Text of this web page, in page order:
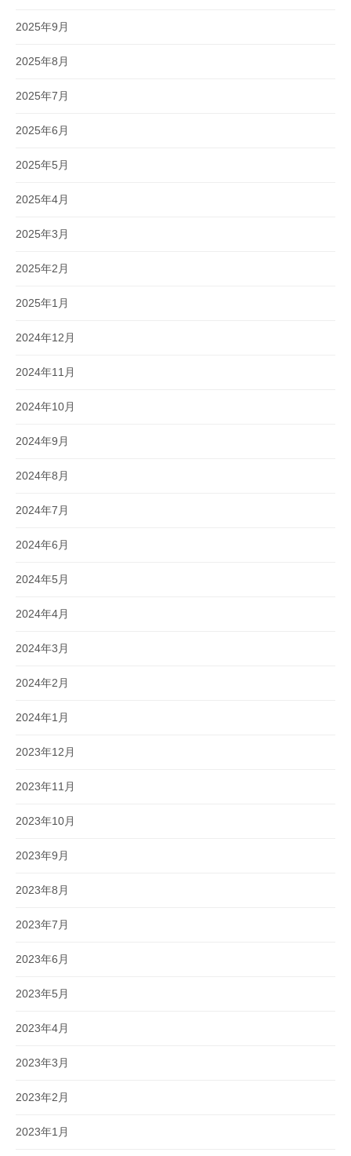
2025年9月
2025年8月
2025年7月
2025年6月
2025年5月
2025年4月
2025年3月
2025年2月
2025年1月
2024年12月
2024年11月
2024年10月
2024年9月
2024年8月
2024年7月
2024年6月
2024年5月
2024年4月
2024年3月
2024年2月
2024年1月
2023年12月
2023年11月
2023年10月
2023年9月
2023年8月
2023年7月
2023年6月
2023年5月
2023年4月
2023年3月
2023年2月
2023年1月